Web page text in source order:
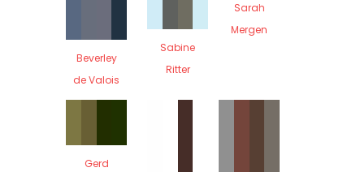
Beverley
de Valois
Sabine
Ritter
Sarah
Mergen
Gerd